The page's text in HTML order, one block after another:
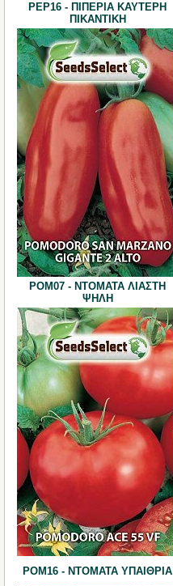
PEP16 - ΠΙΠΕΡΙΑ ΚΑΥΤΕΡΗ
ΠΙΚΑΝΤΙΚΗ
POM07 - ΝΤΟΜΑΤΑ ΛΙΑΣΤΗ
ΨΗΛΗ
POM16 - ΝΤΟΜΑΤΑ ΥΠΑΙΘΡΙΑ